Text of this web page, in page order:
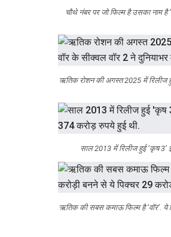
चौथे नंबर पर जो फिल्म है उसका नाम
ऋतिक रोशन की अगस्त 2025 में रिलीज
साल 2013 में रिलीज हुई ‘कृष 3’
ऋतिक की सबस कमाऊ फिल्म है ‘वॉर’.